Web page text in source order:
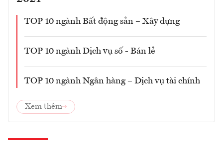
TOP 10 ngành Bất động sản – Xây dựng
TOP 10 ngành Dịch vụ số - Bán lẻ
TOP 10 ngành Ngân hàng – Dịch vụ tài chính
Xem thêm